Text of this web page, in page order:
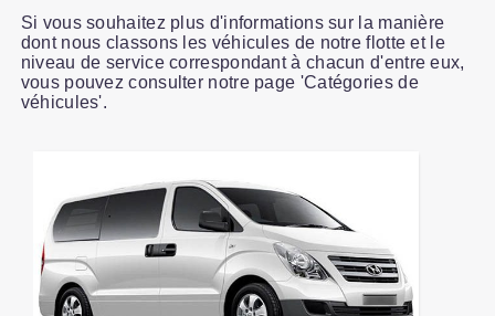
Si vous souhaitez plus d'informations sur la manière
dont nous classons les véhicules de notre flotte et le
niveau de service correspondant à chacun d'entre eux,
vous pouvez consulter notre page 'Catégories de
véhicules'.